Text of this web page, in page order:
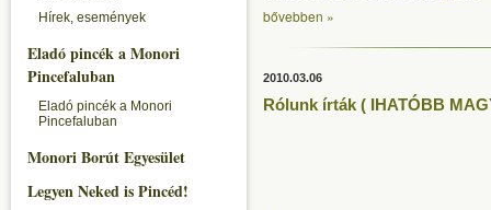
Hírek, események
Eladó pincék a Monori
Pincefaluban
Eladó pincék a Monori
Pincefaluban
Monori Borút Egyesület
Legyen Neked is Pincéd!
bővebben »
2010.03.06
Rólunk írták ( IHATÓBB